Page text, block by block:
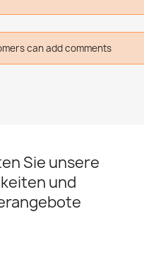
can add comments
Sie unsere
und